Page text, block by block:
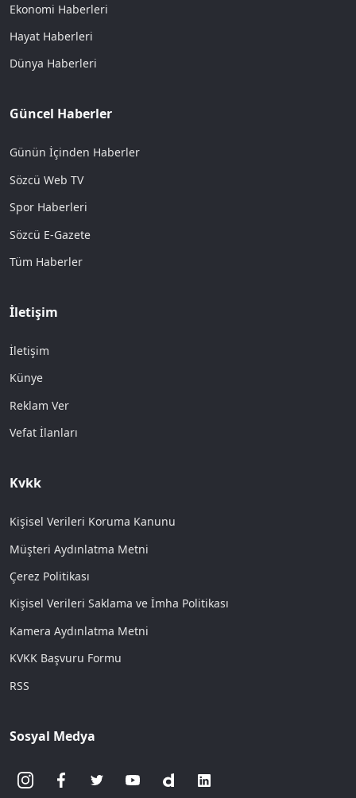
Ekonomi Haberleri
Hayat Haberleri
Dünya Haberleri
Güncel Haberler
Günün İçinden Haberler
Sözcü Web TV
Spor Haberleri
Sözcü E-Gazete
Tüm Haberler
İletişim
İletişim
Künye
Reklam Ver
Vefat İlanları
Kvkk
Kişisel Verileri Koruma Kanunu
Müşteri Aydınlatma Metni
Çerez Politikası
Kişisel Verileri Saklama ve İmha Politikası
Kamera Aydınlatma Metni
KVKK Başvuru Formu
RSS
Sosyal Medya